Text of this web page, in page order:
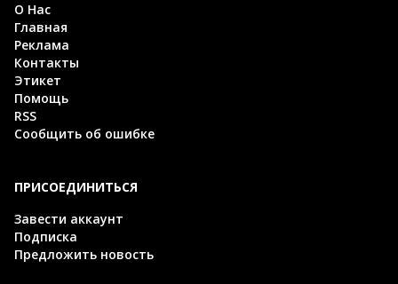
О Нас
Главная
Реклама
Контакты
Этикет
Помощь
RSS
Сообщить об ошибке
ПРИСОЕДИНИТЬСЯ
Завести аккаунт
Подписка
Предложить новость